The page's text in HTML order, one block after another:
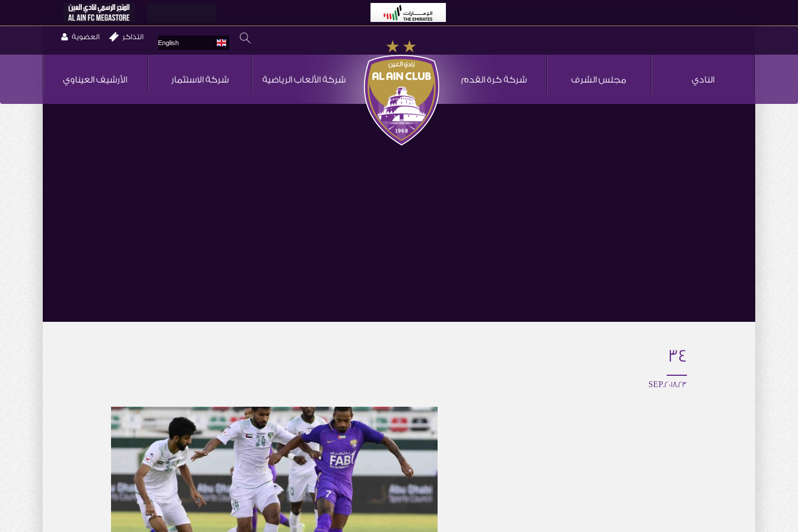
English
التذاكر العضوية
النادي مجلس الشرف شركة كرة القدم الأرشيف العيناوي شركة الاستثمار شركة الألعاب الرياضية
34
23.SEP.2018